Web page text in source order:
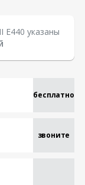
E440 указаны
бесплатно
звоните